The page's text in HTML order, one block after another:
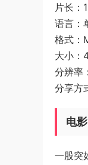
片长：
语言：
格式：
大小：
分辨率
分享方
电
一股突